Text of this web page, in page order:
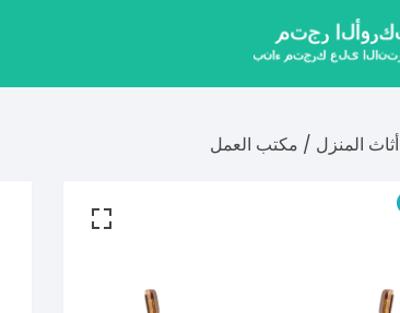
أثاث المنزل / مكتب العمل